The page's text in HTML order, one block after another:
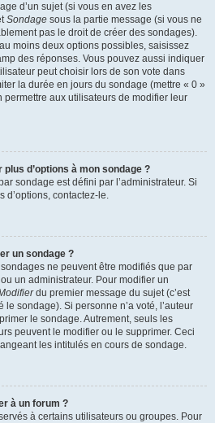
d’un sujet (si vous en avez les
Sondage sous la partie message (si vous ne
pas le droit de créer des sondages).
moins deux options possibles, saisissez
des réponses. Vous pouvez aussi indiquer
peut choisir lors de son vote dans
la durée en jours du sondage (mettre « 0 »
aux utilisateurs de modifier leur
d’options à mon sondage ?
sondage est défini par l’administrateur. Si
d’options, contactez-le.
un sondage ?
ne peuvent être modifiés que par
un administrateur. Pour modifier un
du premier message du sujet (c’est
sondage). Si personne n’a voté, l’auteur
le sondage. Autrement, seuls les
peuvent le modifier ou le supprimer. Ceci
les intitulés en cours de sondage.
à un forum ?
à certains utilisateurs ou groupes. Pour